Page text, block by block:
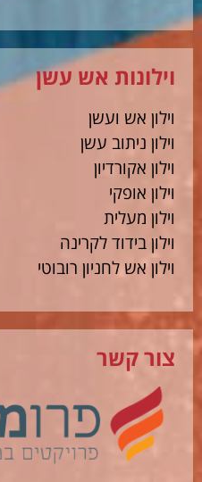
וילונות אש עשן
וילון אש ועשן
וילון ניתוב עשן
וילון אקורדיון
וילון אופקי
וילון מעלית
וילון בידוד לקרינה
וילון אש לחניון רובוטי
צור קשר